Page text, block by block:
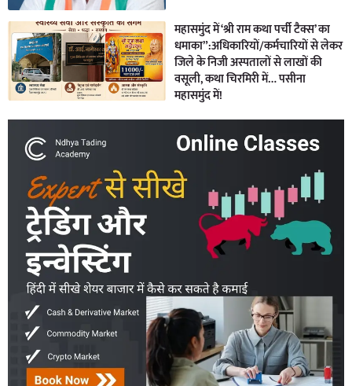
महासमुंद में ‘श्री राम कथा पर्ची टैक्स’ का
धमाका”:अधिकारियों/कर्मचारियों से लेकर
जिले के निजी अस्पतालों से लाखों की
वसूली, कथा चिरमिरी में… पसीना
महासमुंद में!